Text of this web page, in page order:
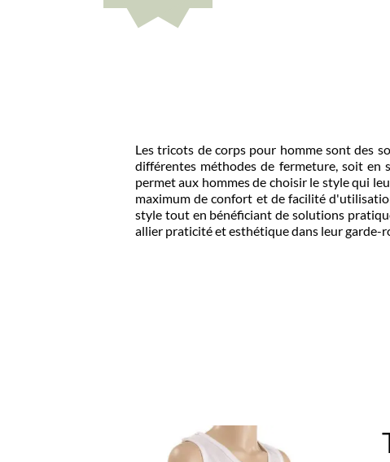
Les tricots de corps pour homme sont des
différentes méthodes de fermeture, soit en
permet aux hommes de choisir le style qui
maximum de confort et de facilité d'utilisation
style tout en bénéficiant de solutions
allier praticité et esthétique dans leur garde-